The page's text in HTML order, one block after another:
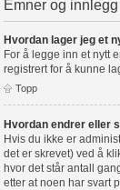
Emner og innlegg
Hvordan lager jeg et
For å legge inn et nytt
registrert for å kunne
Topp
Hvordan endrer eller
Hvis du ikke er
det er skrevet) ved å
hvor det står antall
etter at noen har svart